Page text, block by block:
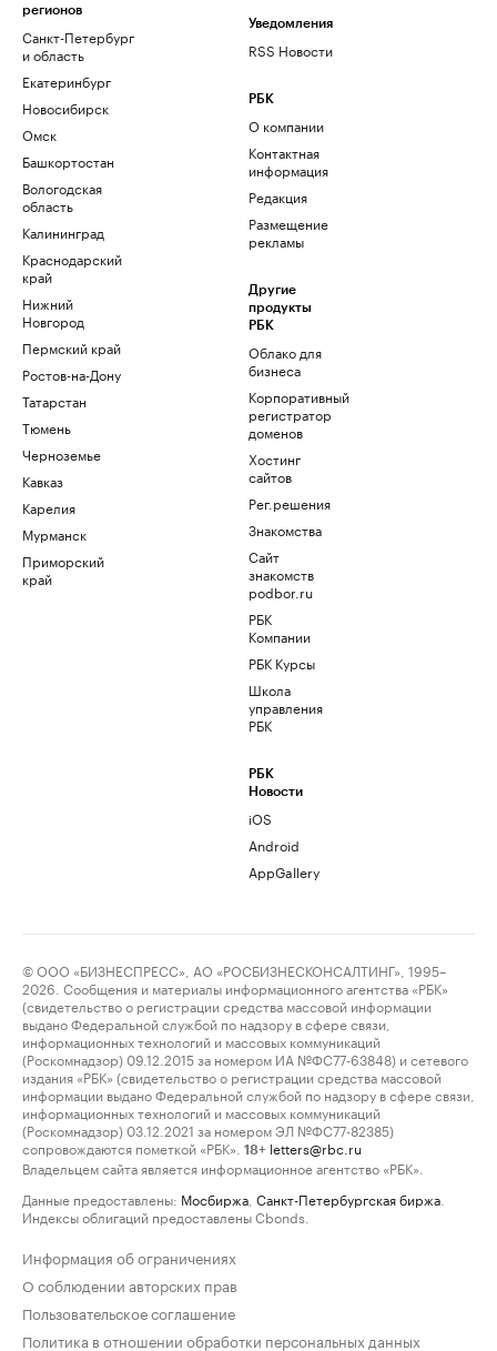
регионов
Санкт-Петербург
и область
Екатеринбург
Новосибирск
Омск
Башкортостан
Вологодская
область
Калининград
Краснодарский
край
Нижний
Новгород
Пермский край
Ростов-на-Дону
Татарстан
Тюмень
Черноземье
Кавказ
Карелия
Мурманск
Приморский
край
Уведомления
RSS Новости
РБК
О компании
Контактная
информация
Редакция
Размещение
рекламы
Другие
продукты
РБК
Облако для
бизнеса
Корпоративный
регистратор
доменов
Хостинг
сайтов
Рег.решения
Знакомства
Сайт
знакомств
podbor.ru
РБК
Компании
РБК Курсы
Школа
управления
РБК
РБК
Новости
iOS
Android
AppGallery
© ООО «БИЗНЕСПРЕСС», АО «РОСБИЗНЕСКОНСАЛТИНГ», 1995–
2026. Сообщения и материалы информационного агентства «РБК»
(свидетельство о регистрации средства массовой информации
выдано Федеральной службой по надзору в сфере связи,
информационных технологий и массовых коммуникаций
(Роскомнадзор) 09.12.2015 за номером ИА №ФС77-63848) и сетевого
издания «РБК» (свидетельство о регистрации средства массовой
информации выдано Федеральной службой по надзору в сфере связи,
информационных технологий и массовых коммуникаций
(Роскомнадзор) 03.12.2021 за номером ЭЛ №ФС77-82385)
сопровождаются пометкой «РБК».
18+ letters@rbc.ru
Владельцем сайта является информационное агентство «РБК».
Данные предоставлены: Мосбиржа Санкт-Петербургская биржа
Индексы облигаций предоставлены Cbonds.
Информация об ограничениях
О соблюдении авторских прав
Пользовательское соглашение
Политика в отношении обработки персональных данных